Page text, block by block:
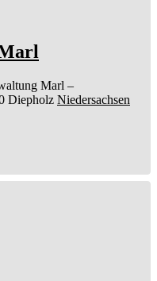
Marl –
Diepholz Niedersachsen